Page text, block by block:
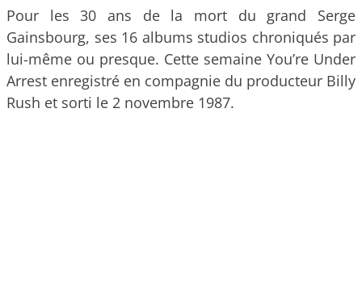
Pour les 30 ans de la mort du grand Serge
Gainsbourg, ses 16 albums studios chroniqués par
lui-même ou presque. Cette semaine You’re Under
Arrest enregistré en compagnie du producteur Billy
Rush et sorti le 2 novembre 1987.